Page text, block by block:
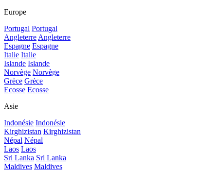
Europe
Portugal Portugal
Angleterre Angleterre
Espagne Espagne
Italie Italie
Islande Islande
Norvège Norvège
Grèce Grèce
Ecosse Ecosse
Asie
Indonésie Indonésie
Kirghizistan Kirghizistan
Népal Népal
Laos Laos
Sri Lanka Sri Lanka
Maldives Maldives